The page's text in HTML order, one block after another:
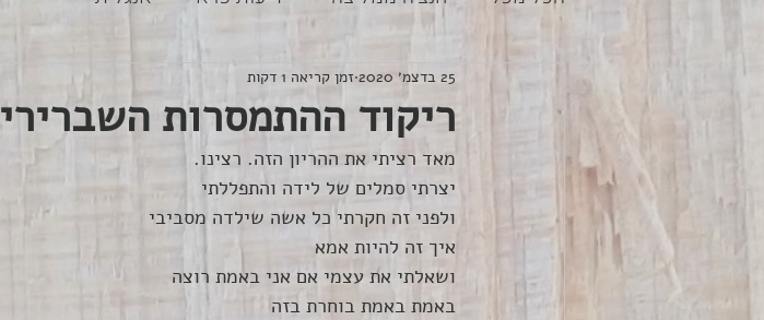
ריקוד ההתמסרות השברירי
25 בדצמ׳ 2020 זמן קריאה 1 דקות
מאד רציתי את ההריון הזה. רצינו.
יצרתי סמלים של לידה והתפללתי
ולפני זה חקרתי כל אשה שילדה מסביבי
איך זה להיות אמא
ושאלתי את עצמי אם אני באמת רוצה
באמת באמת בוחרת בזה